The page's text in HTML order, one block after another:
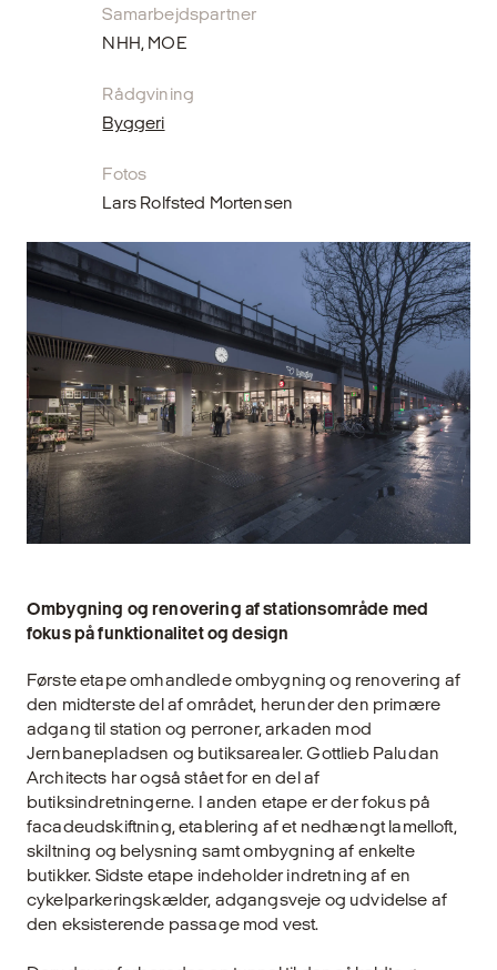
Samarbejdspartner
NHH, MOE
Rådgvining
Byggeri
Fotos
Lars Rolfsted Mortensen
Ombygning og renovering af stationsområde med
fokus på funktionalitet og design
Første etape omhandlede ombygning og renovering af
den midterste del af området, herunder den primære
adgang til station og perroner, arkaden mod
Jernbanepladsen og butiksarealer. Gottlieb Paludan
Architects har også stået for en del af
butiksindretningerne. I anden etape er der fokus på
facadeudskiftning, etablering af et nedhængt lamelloft,
skiltning og belysning samt ombygning af enkelte
butikker. Sidste etape indeholder indretning af en
cykelparkeringskælder, adgangsveje og udvidelse af
den eksisterende passage mod vest.